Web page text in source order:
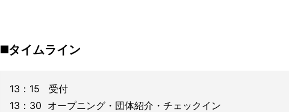
◼️タイムライン
13：15 受付
13：30 オープニング・団体紹介・チェックイン